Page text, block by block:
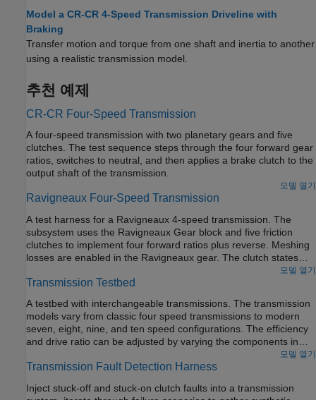
Model a CR-CR 4-Speed Transmission Driveline with
Braking
Transfer motion and torque from one shaft and inertia to another
using a realistic transmission model.
추천 예제
CR-CR Four-Speed Transmission
A four-speed transmission with two planetary gears and five
clutches. The test sequence steps through the four forward gear
ratios, switches to neutral, and then applies a brake clutch to the
output shaft of the transmission.
모델 열기
Ravigneaux Four-Speed Transmission
A test harness for a Ravigneaux 4-speed transmission. The
subsystem uses the Ravigneaux Gear block and five friction
clutches to implement four forward ratios plus reverse. Meshing
losses are enabled in the Ravigneaux gear. The clutch states
required to implement the different ratios can be viewed by
opening the Clutch Schedule block.
모델 열기
Transmission Testbed
A testbed with interchangeable transmissions. The transmission
models vary from classic four speed transmissions to modern
seven, eight, nine, and ten speed configurations. The efficiency
and drive ratio can be adjusted by varying the components in
each individual transmission configuration. The transmission
choices are held in a variant subsystem and are selected by
Transmission subsystem, selecting Variant -> Override using,
모델 열기
Transmission Fault Detection Harness
Inject stuck-off and stuck-on clutch faults into a transmission